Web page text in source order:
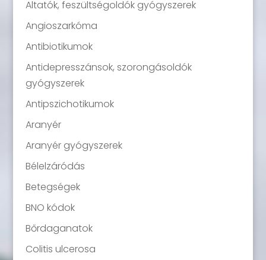
Altatók, feszültségoldók gyógyszerek
Angioszarkóma
Antibiotikumok
Antidepresszánsok, szorongásoldók
gyógyszerek
Antipszichotikumok
Aranyér
Aranyér gyógyszerek
Bélelzáródás
Betegségek
BNO kódok
Bőrdaganatok
Colitis ulcerosa